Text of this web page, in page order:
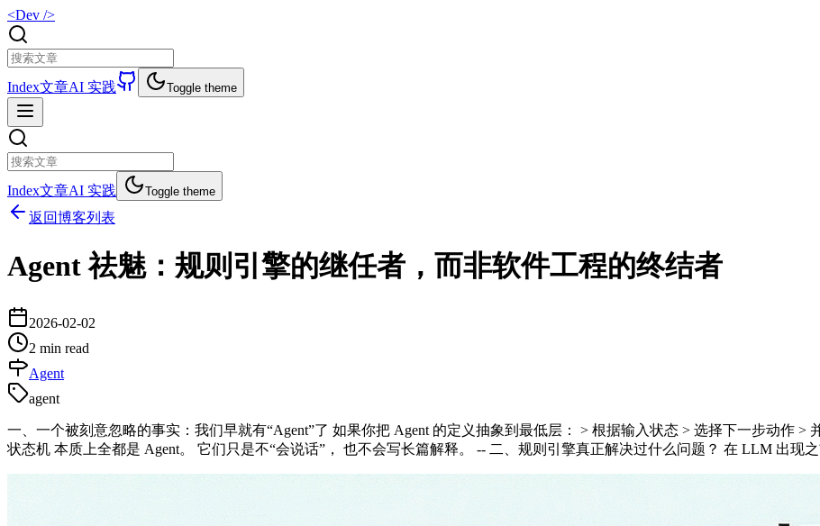
<Dev />
Index文章AI 实践 Toggle theme
Index文章AI 实践 Toggle theme
返回博客列表
Agent 祛魅：规则引擎的继任者，而非软件工程的终结者
2026-02-02
2 min read
Agent
agent
一、一个被刻意忽略的事实：我们早就有“Agent”了 如果你把 Agent 的定义抽象到最低层： > 根据输入状态 > 选择下一步动作
状态机 本质上全都是 Agent。 它们只是不“会说话”， 也不会写长篇解释。 -- 二、规则引擎真正解决过什么问题？ 在 LLM 出现